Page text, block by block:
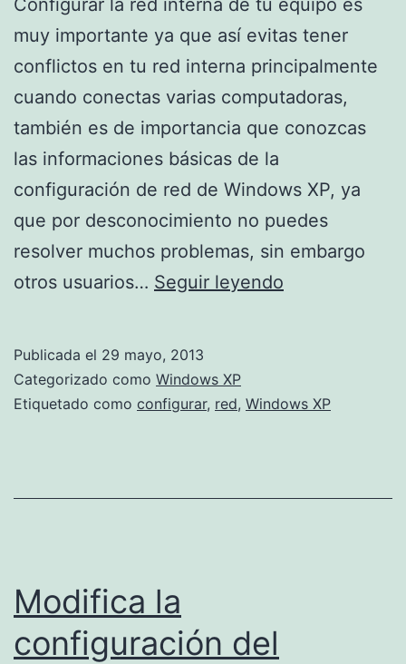
Configurar la red interna de tu equipo es
muy importante ya que así evitas tener
conflictos en tu red interna principalmente
cuando conectas varias computadoras,
también es de importancia que conozcas
las informaciones básicas de la
configuración de red de Windows XP, ya
que por desconocimiento no puedes
resolver muchos problemas, sin embargo
otros usuarios… Seguir leyendo
en
Publicada el 29 mayo, 2013
Categorizado como Windows XP
Etiquetado como configurar, red, Windows XP
Modifica la
configuración del